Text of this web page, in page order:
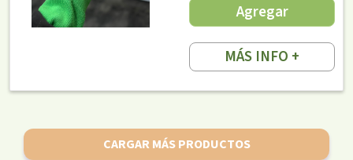
Agregar
MÁS INFO +
CARGAR MÁS PRODUCTOS